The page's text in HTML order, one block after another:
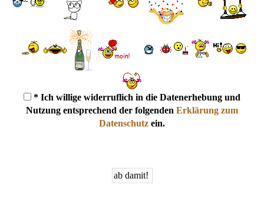
* Ich willige widerruflich in die Datenerhebung und
Nutzung entsprechend der folgenden Erklärung zum
Datenschutz ein.